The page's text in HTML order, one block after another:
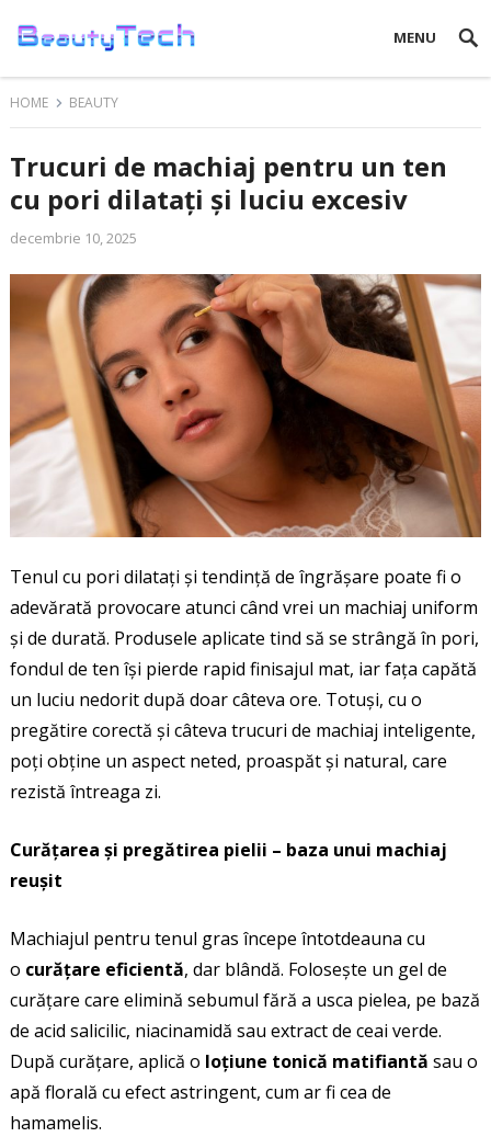
MENU
HOME BEAUTY
Trucuri de machiaj pentru un ten
cu pori dilatați și luciu excesiv
decembrie 10, 2025
Tenul cu pori dilatați și tendință de îngrășare poate fi o
adevărată provocare atunci când vrei un machiaj uniform
și de durată. Produsele aplicate tind să se strângă în pori,
fondul de ten își pierde rapid finisajul mat, iar fața capătă
un luciu nedorit după doar câteva ore. Totuși, cu o
pregătire corectă și câteva trucuri de machiaj inteligente,
poți obține un aspect neted, proaspăt și natural, care
rezistă întreaga zi.
Curățarea și pregătirea pielii – baza unui machiaj
reușit
Machiajul pentru tenul gras începe întotdeauna cu
o curățare eficientă, dar blândă. Folosește un gel de
curățare care elimină sebumul fără a usca pielea, pe bază
de acid salicilic, niacinamidă sau extract de ceai verde.
După curățare, aplică o loțiune tonică matifiantă sau o
apă florală cu efect astringent, cum ar fi cea de
hamamelis.